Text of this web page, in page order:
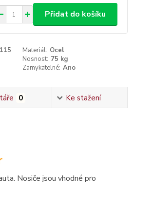
Přidat do košíku
Materiál: Ocel
Nosnost: 75 kg
Zamykatelné: Ano
0 Ke stažení
Nosiče jsou vhodné pro